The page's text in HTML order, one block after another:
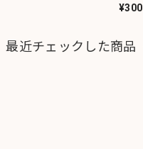
¥300
最近チェックした商品